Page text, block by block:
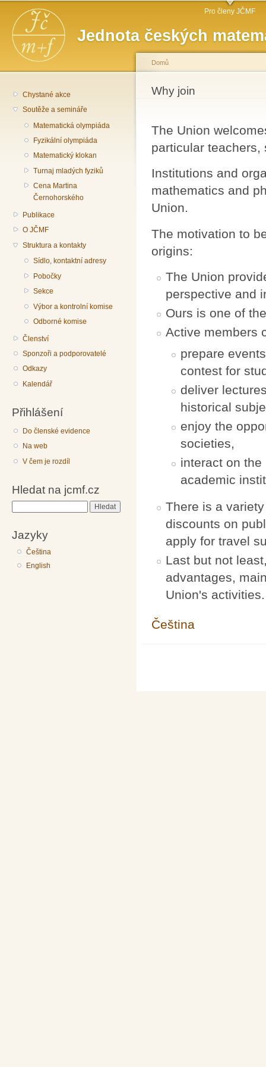
Jednota českých
Hlavní menu Pro členy JČMF
Chystané akce
Soutěže a semináře
Matematická olympiáda
Fyzikální olympiáda
Matematický klokan
Turnaj mladých fyziků
Cena Martina
Černohorského
Publikace
O JČMF
Struktura a kontakty
Sídlo, kontaktní adresy
Pobočky
Sekce
Výbor a kontrolní komise
Odborné komise
Členství
Sponzoři a podporovatelé
Odkazy
Kalendář
Přihlášení
Do členské evidence
Na web
V čem je rozdíl
Hledat na jcmf.cz
Jazyky
Čeština
English
Jste zde
Domů
Why join
The Union
particular
Institutions and
mathematics and
Union.
The motivation to
origins:
The Union
perspective and
Ours is one of
Active members
prepare
contest for
deliver
historical
enjoy the
societies,
interact on
academic
There is a
discounts on
apply for travel
Last but not
advantages,
Union's activities.
Čeština